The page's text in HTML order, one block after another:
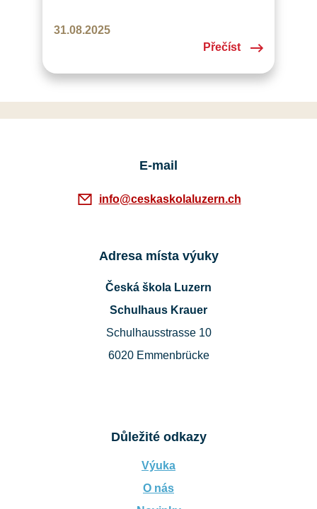
Zoom.
31.08.2025
Přečíst
E-mail
info@ceskaskolaluzern.ch
Adresa místa výuky
Česká škola Luzern
Schulhaus Krauer
Schulhausstrasse 10
6020 Emmenbrücke
Důležité odkazy
Výuka
O nás